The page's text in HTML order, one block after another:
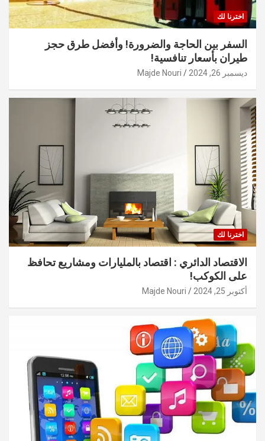
اخترنا لك
السفر بين الحاجة والضرورة! وأفضل طرق حجز
طيران بأسعار تنافسية!
ديسمبر 26, 2024 Majde Nouri
اخترنا لك
الاقتصاد الدائري : اقتصاد بالمليارات ومشاريع تحافظ
على الكوكب!
أكتوبر 25, 2024 Majde Nouri